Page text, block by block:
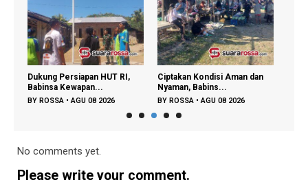
Dukung Persiapan HUT RI,
Babinsa Kewapan...
BY ROSSA •AGU 08 2026
Ciptakan Kondisi Aman dan
Nyaman, Babins...
BY ROSSA •AGU 08 2026
No comments yet.
Please write your comment.